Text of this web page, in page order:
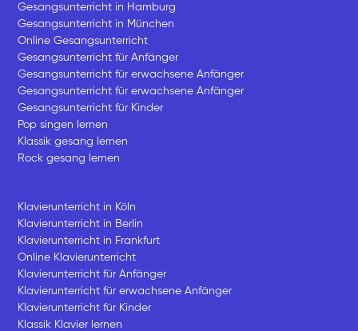
Gesangsunterricht in Hamburg
Gesangsunterricht in München
Online Gesangsunterricht
Gesangsunterricht für Anfänger
Gesangsunterricht für erwachsene Anfänger
Gesangsunterricht für erwachsene Anfänger
Gesangsunterricht für Kinder
Pop singen lernen
Klassik gesang lernen
Rock gesang lernen
Klavierunterricht in Köln
Klavierunterricht in Berlin
Klavierunterricht in Frankfurt
Online Klavierunterricht
Klavierunterricht für Anfänger
Klavierunterricht für erwachsene Anfänger
Klavierunterricht für Kinder
Klassik Klavier lernen